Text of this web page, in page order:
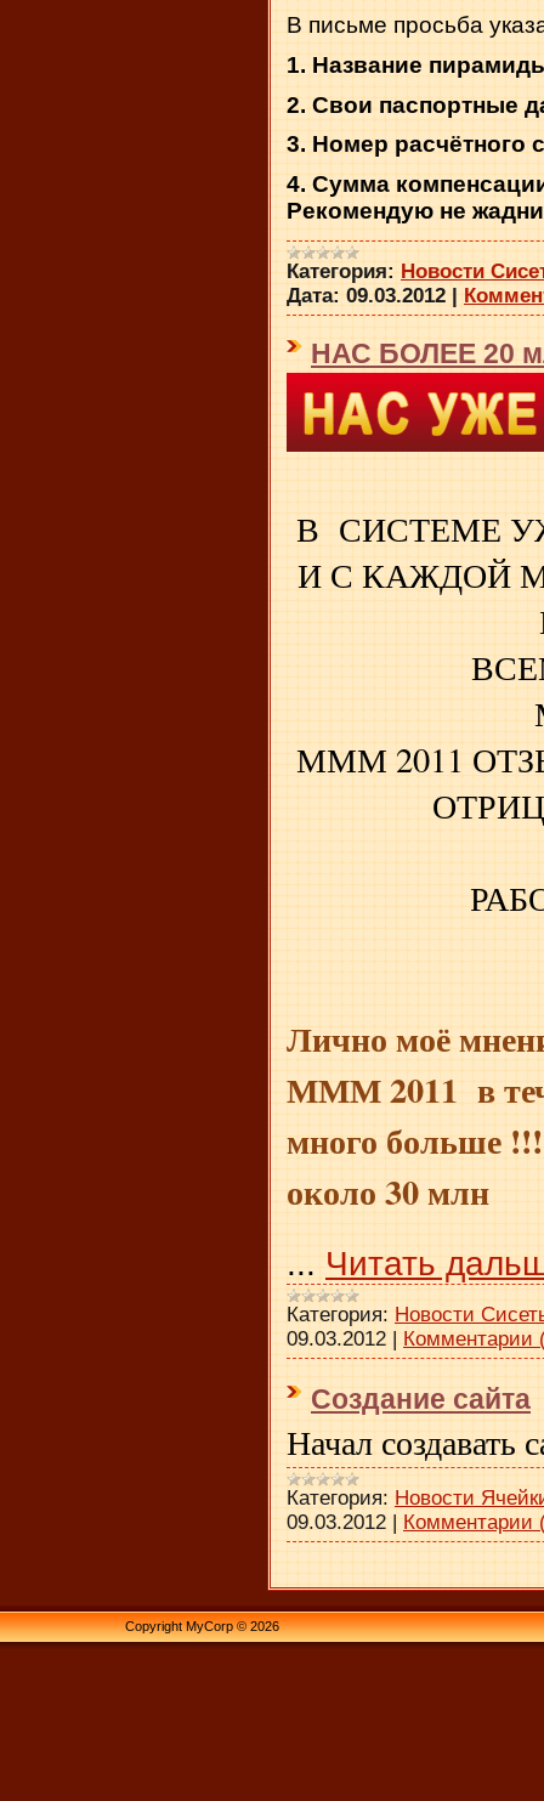
В письме просьба
1. Название
2. Свои паспортные
3. Номер расчётного
4. Сумма
Рекомендую не
Категория: Новости
Дата: 09.03.2012 |
НАС БОЛЕЕ 20
В СИСТЕМЕ
И С КАЖДОЙ
МММ 2011
Лично моё
МММ 2011 в
много больше
около 30 млн
... Читать
Категория: Новости
09.03.2012 | Комментарии
Создание сайта
Начал создавать
Категория: Новости
09.03.2012 | Комментарии
Copyright MyCorp © 2026